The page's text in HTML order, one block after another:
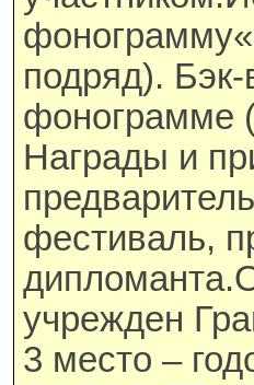
подряд).
фонограмме
Награды и
фестиваль,
учрежден
3 место –